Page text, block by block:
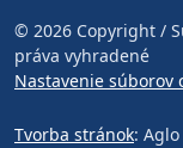
© 2026 Copyright /
práva vyhradené
Nastavenie súborov
Tvorba stránok: